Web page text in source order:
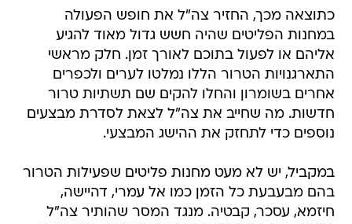
כתוצאה מכך, החזיר צה"ל את חופש הפעולה
במחנות הפליטים שהיה חשש גדול מאוד להגיע
אליהם או לפעול בתוכם לאורך זמן. חלק מראשי
התארגנויות הטרור הללו נמלטו לערים ולכפרים
אחרים בשומרון והחלו להקים שם תשתיות טרור
חדשות. מה שחייב את צה"ל לצאת לסדרת מבצעים
נוספים כדי לתחזק את ההישג המבצעי.
במקביל, יש לא מעט מחנות פליטים שפעילות הטרור
בהם מבעבעת כל הזמן כמו אל עמרי, דהיישה,
חיזמא, עסכר, קבטיה. מנגד המסר שהותיר צה"ל